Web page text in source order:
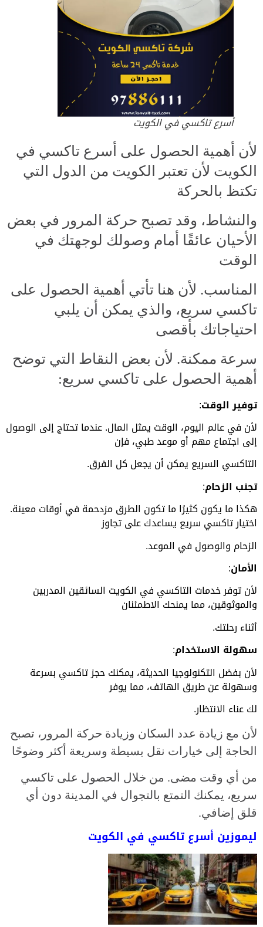
أسرع تاكسي في الكويت
لأن أهمية الحصول على أسرع تاكسي في
الكويت لأن تعتبر الكويت من الدول التي
تكتظ بالحركة
والنشاط، وقد تصبح حركة المرور في بعض
الأحيان عائقًا أمام وصولك لوجهتك في
الوقت
المناسب. لأن هنا تأتي أهمية الحصول على
تاكسي سريع، والذي يمكن أن يلبي
احتياجاتك بأقصى
سرعة ممكنة. لأن بعض النقاط التي توضح
أهمية الحصول على تاكسي سريع:
توفير الوقت:
لأن في عالم اليوم، الوقت يمثل المال. عندما تحتاج إلى الوصول
إلى اجتماع مهم أو موعد طبي، فإن
التاكسي السريع يمكن أن يجعل كل الفرق.
تجنب الزحام:
هكذا ما يكون كثيرًا ما تكون الطرق مزدحمة في أوقات معينة.
اختيار تاكسي سريع يساعدك على تجاوز
الزحام والوصول في الموعد.
الأمان:
لأن توفر خدمات التاكسي في الكويت السائقين المدربين
والموثوقين، مما يمنحك الاطمئنان
أثناء رحلتك.
سهولة الاستخدام:
لأن بفضل التكنولوجيا الحديثة، يمكنك حجز تاكسي بسرعة
وسهولة عن طريق الهاتف، مما يوفر
لك عناء الانتظار.
لأن مع زيادة عدد السكان وزيادة حركة المرور، تصبح
الحاجة إلى خيارات نقل بسيطة وسريعة أكثر وضوحًا
من أي وقت مضى. من خلال الحصول على تاكسي
سريع، يمكنك التمتع بالتجوال في المدينة دون أي
قلق إضافي.
ليموزين أسرع تاكسي في الكويت